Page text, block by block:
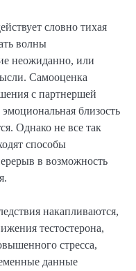
словно тихая
волны
неожиданно, или
Самооценка
с партнершей
близость
Однако не все так
способы
в возможность
накапливаются,
тестостерона,
стресса,
данные